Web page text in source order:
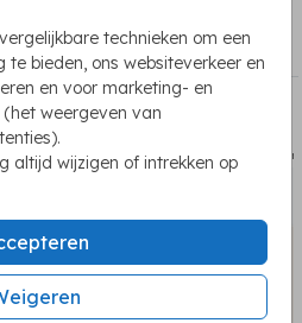
technieken om een
bieden, ons websiteverkeer en
en voor marketing- en
weergeven van
altijd wijzigen of intrekken op
KAART